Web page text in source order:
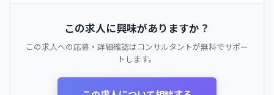
この求人に興味がありますか？
この求人への応募・詳細確認はコンサルタントが無料でサポー
トします。